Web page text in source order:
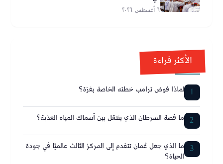
٦ أغسطس ٢٠٢٦
الأكثر قراءة
1 لماذا قوض ترامب خطته الخاصة بغزة؟
2 ما قصة السرطان الذي ينتقل بين أسماك المياه العذبة؟
3 ما الذي جعل عُمان تتقدم إلى المركز الثالث عالميًا في جودة
الحياة؟